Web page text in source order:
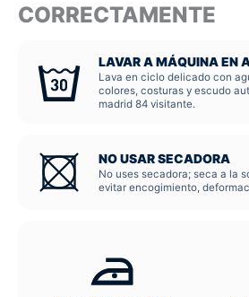
CORRECTAMENTE
LAVAR A MÁQUINA EN
Lava en ciclo delicado con
colores, costuras y escudo
madrid 84 visitante.
NO USAR SECADORA
No uses secadora; seca a la
evitar encogimiento,